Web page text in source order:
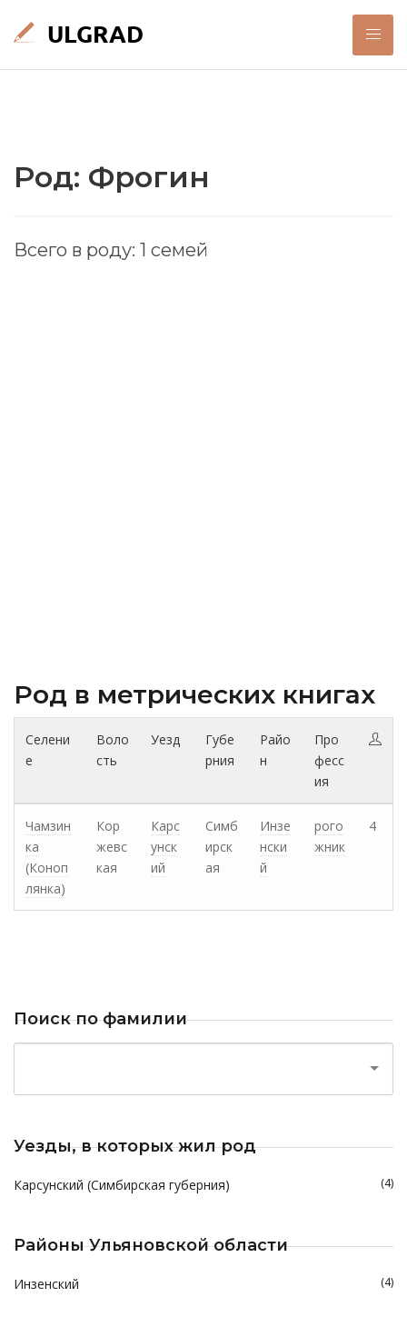
Род: Фрогин
Всего в роду: 1 семей
Род в метрических книгах
Селени
е
Воло
сть
Уезд
Губе
рния
Райо
н
Про
фесс
ия
Чамзин
ка
(Коноп
лянка)
Кор
жевс
кая
Карс
унск
ий
Симб
ирск
ая
Инзе
нски
й
рого
жник
4
Поиск по фамилии
Уезды, в которых жил род
Карсунский (Симбирская губерния) (4)
Районы Ульяновской области
Инзенский (4)